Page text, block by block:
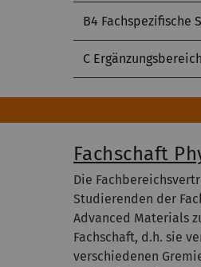
B4 Fachspezifische
C Ergänzungsbereich
Fachschaft
Die
Studierenden der
Advanced Materials
Fachschaft, d.h. sie
verschiedenen